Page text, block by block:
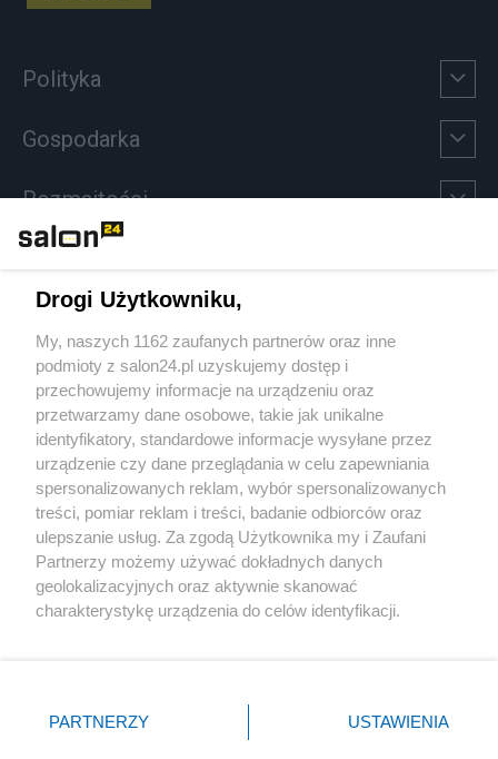
Polityka
Gospodarka
Rozmaitości
Sport
Społeczeństwo
Kultura
X Facebook Instagram Youtube
Drogi Użytkowniku,
My, naszych 1162 zaufanych partnerów oraz inne
podmioty z salon24.pl uzyskujemy dostęp i
przechowujemy informacje na urządzeniu oraz
przetwarzamy dane osobowe, takie jak unikalne
identyfikatory, standardowe informacje wysyłane przez
urządzenie czy dane przeglądania w celu zapewniania
spersonalizowanych reklam, wybór spersonalizowanych
treści, pomiar reklam i treści, badanie odbiorców oraz
ulepszanie usług. Za zgodą Użytkownika my i Zaufani
Partnerzy możemy używać dokładnych danych
geolokalizacyjnych oraz aktywnie skanować
charakterystykę urządzenia do celów identyfikacji.
zmienić/wycofać klikając przycisk ustawień prywatności
znajdujący się w lewym dolnym rogu strony
PARTNERZY USTAWIENIA